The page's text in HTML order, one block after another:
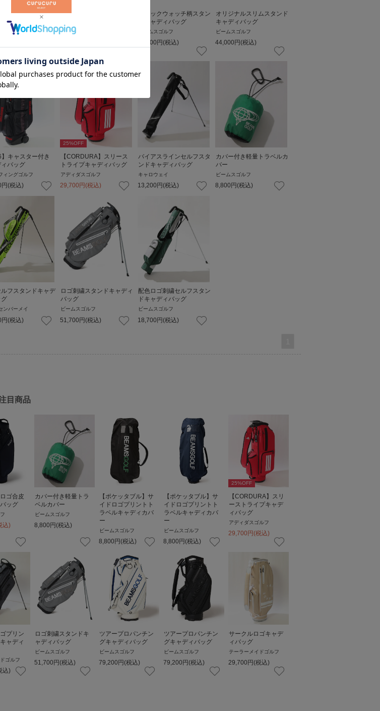
ッタブル】サイドロ
ントトラベルキャデ
ブラックウォッチ柄クラブ
ビームスゴルフ
ブラックウォッチ柄スタン
ドキャディバッグ
ビームスゴルフ
53,900 円(税込)
オリジナルスリムスタンド
キャディバッグ
ビームスゴルフ
44,000 円(税込)
】キャスター付き
バッグ
ィングゴルフ
円(税込)
25%OFF
【CORDURA】スリース
トライプキャディバッグ
アディダスゴルフ
29,700 円 (税込)
バイアスラインセルフスタ
ンドキャディバッグ
キャロウェイ
13,200 円(税込)
カバー付き軽量トラベルカ
バー
ビームスゴルフ
8,800 円(税込)
ルフスタンドキャデ
グ
ンバーメイ
円(税込)
ロゴ刺繍スタンドキャディ
バッグ
ビームスゴルフ
51,700円(税込)
配色ロゴ刺繍セルフスタン
ドキャディバッグ
ビームスゴルフ
18,700円(税込)
目商品
ゴ合皮
ッグ
込)
カバー付き軽量トラ
ベルカバー
ビームスゴルフ
8,800円(税込)
【ポケッタブル】サ
イドロゴプリントト
ラベルキャディカバ
ー
ビームスゴルフ
8,800円(税込)
【ポケッタブル】サ
イドロゴプリントト
ラベルキャディカバ
ー
ビームスゴルフ
8,800円(税込)
25%OFF
【CORDURA】スリ
ーストライプキャデ
ィバッグ
アディダスゴルフ
29,700円(税込)
プリン
ャディ
ゴルフ
込)
ロゴ刺繍スタンドキ
ャディバッグ
ビームスゴルフ
51,700 円(税込)
ツアープロパンチン
グキャディバッグ
ビームスゴルフ
79,200 円(税込)
ツアープロパンチン
グキャディバッグ
ビームスゴルフ
79,200 円(税込)
サークルロゴキャデ
ィバッグ
テーラーメイドゴルフ
29,700 円(税込)